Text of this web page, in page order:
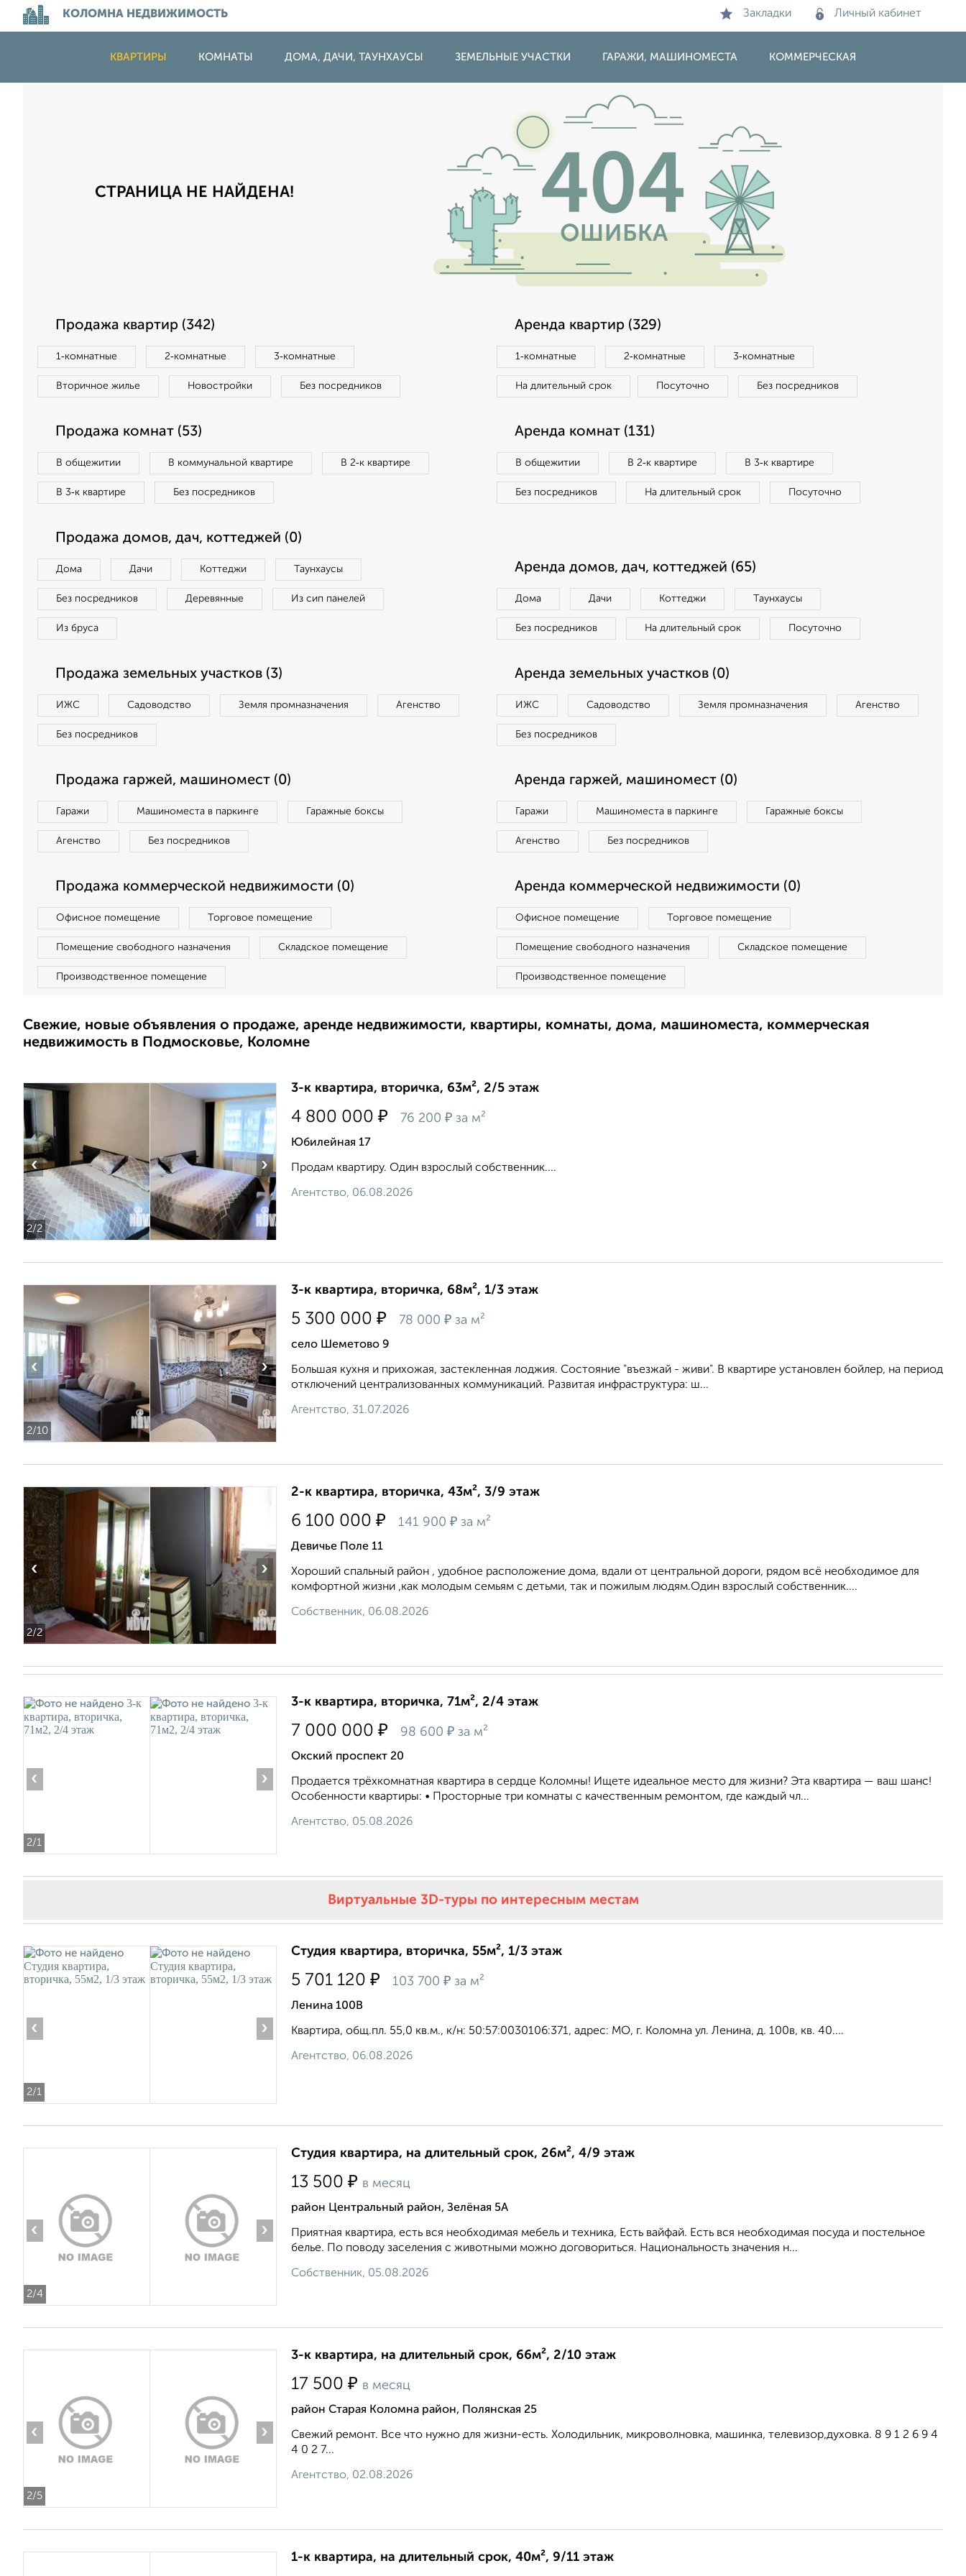
КОЛОМНА НЕДВИЖИМОСТЬ Закладки Личный кабинет
КВАРТИРЫ КОМНАТЫ ДОМА, ДАЧИ, ТАУНХАУСЫ ЗЕМЕЛЬНЫЕ УЧАСТКИ ГАРАЖИ, МАШИНОМЕСТА КОММЕРЧЕСКАЯ
СТРАНИЦА НЕ НАЙДЕНА!
Продажа квартир (342)
1‑комнатные 2‑комнатные 3‑комнатные
Вторичное жилье Новостройки Без посредников
Аренда квартир (329)
1‑комнатные 2‑комнатные 3‑комнатные
На длительный срок Посуточно Без посредников
Продажа комнат (53)
В общежитии В коммунальной квартире В 2‑к квартире
В 3‑к квартире Без посредников
Аренда комнат (131)
В общежитии В 2‑к квартире В 3‑к квартире
Без посредников На длительный срок Посуточно
Продажа домов, дач, коттеджей (0)
Дома Дачи Коттеджи Таунхаусы
Без посредников Деревянные Из сип панелей
Из бруса
Аренда домов, дач, коттеджей (65)
Дома Дачи Коттеджи Таунхаусы
Без посредников На длительный срок Посуточно
Продажа земельных участков (3)
ИЖС Садоводство Земля промназначения Агенство
Без посредников
Аренда земельных участков (0)
ИЖС Садоводство Земля промназначения Агенство
Без посредников
Продажа гаржей, машиномест (0)
Гаражи Машиноместа в паркинге Гаражные боксы
Агенство Без посредников
Аренда гаржей, машиномест (0)
Гаражи Машиноместа в паркинге Гаражные боксы
Агенство Без посредников
Продажа коммерческой недвижимости (0)
Офисное помещение Торговое помещение
Помещение свободного назначения Складское помещение
Производственное помещение
Аренда коммерческой недвижимости (0)
Офисное помещение Торговое помещение
Помещение свободного назначения Складское помещение
Производственное помещение
Свежие, новые объявления о продаже, аренде недвижимости, квартиры, комнаты, дома, машиноместа, коммерческая
недвижимость в Подмосковье, Коломне
2/2
‹ ›
3-к квартира, вторичка, 63м², 2/5 этаж
4 800 000 ₽ 76 200 ₽ за м²
Юбилейная 17
Продам квартиру. Один взрослый собственник....
Агентство, 06.08.2026
2/10
‹ ›
3-к квартира, вторичка, 68м², 1/3 этаж
5 300 000 ₽ 78 000 ₽ за м²
село Шеметово 9
Большая кухня и прихожая, застекленная лоджия. Состояние "въезжай - живи". В квартире установлен бойлер, на период
отключений централизованных коммуникаций. Развитая инфраструктура: ш...
Агентство, 31.07.2026
2/2
‹ ›
2-к квартира, вторичка, 43м², 3/9 этаж
6 100 000 ₽ 141 900 ₽ за м²
Девичье Поле 11
Хороший спальный район , удобное расположение дома, вдали от центральной дороги, рядом всё необходимое для
комфортной жизни ,как молодым семьям с детьми, так и пожилым людям.Один взрослый собственник....
Собственник, 06.08.2026
2/1
‹ ›
3-к квартира, вторичка, 71м², 2/4 этаж
7 000 000 ₽ 98 600 ₽ за м²
Окский проспект 20
Продается трёхкомнатная квартира в сердце Коломны! Ищете идеальное место для жизни? Эта квартира — ваш шанс!
Особенности квартиры: • Просторные три комнаты с качественным ремонтом, где каждый чл...
Агентство, 05.08.2026
Виртуальные 3D-туры по интересным местам
2/1
‹ ›
Студия квартира, вторичка, 55м², 1/3 этаж
5 701 120 ₽ 103 700 ₽ за м²
Ленина 100В
Квартира, общ.пл. 55,0 кв.м., к/н: 50:57:0030106:371, адрес: МО, г. Коломна ул. Ленина, д. 100в, кв. 40....
Агентство, 06.08.2026
2/4
‹ ›
Студия квартира, на длительный срок, 26м², 4/9 этаж
13 500 ₽ в месяц
район Центральный район, Зелёная 5А
Приятная квартира, есть вся необходимая мебель и техника, Есть вайфай. Есть вся необходимая посуда и постельное
белье. По поводу заселения с животными можно договориться. Национальность значения н...
Собственник, 05.08.2026
2/5
‹ ›
3-к квартира, на длительный срок, 66м², 2/10 этаж
17 500 ₽ в месяц
район Старая Коломна район, Полянская 25
Свежий ремонт. Все что нужно для жизни-есть. Холодильник, микроволновка, машинка, телевизор,духовка. 8 9 1 2 6 9 4
4 0 2 7...
Агентство, 02.08.2026
1-к квартира, на длительный срок, 40м², 9/11 этаж